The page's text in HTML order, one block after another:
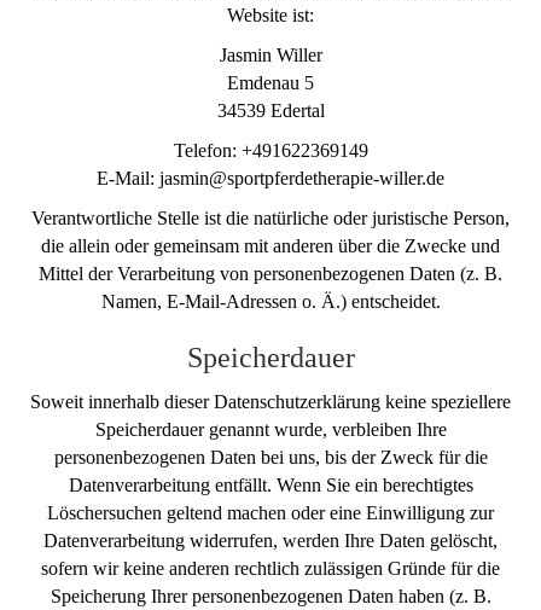
Website ist:
Jasmin Willer
Emdenau 5
34539 Edertal
Telefon: +491622369149
E-Mail: jasmin@sportpferdetherapie-willer.de
Verantwortliche Stelle ist die natürliche oder juristische Person,
die allein oder gemeinsam mit anderen über die Zwecke und
Mittel der Verarbeitung von personenbezogenen Daten (z. B.
Namen, E-Mail-Adressen o. Ä.) entscheidet.
Speicherdauer
Soweit innerhalb dieser Datenschutzerklärung keine speziellere
Speicherdauer genannt wurde, verbleiben Ihre
personenbezogenen Daten bei uns, bis der Zweck für die
Datenverarbeitung entfällt. Wenn Sie ein berechtigtes
Löschersuchen geltend machen oder eine Einwilligung zur
Datenverarbeitung widerrufen, werden Ihre Daten gelöscht,
sofern wir keine anderen rechtlich zulässigen Gründe für die
Speicherung Ihrer personenbezogenen Daten haben (z. B.